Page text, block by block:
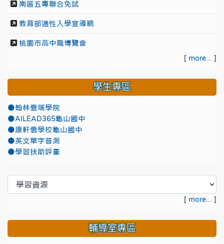
南區五專聯合免試
教育部適性入學宣導網
桃園市高中職博覽會
[ more... ]
學生專區
●翰林雲端學院
●AILEAD365龜山國中
●康軒雲學校龜山國中
●英文單字普測
●學習扶助評量
[ more... ]
輔導室專區